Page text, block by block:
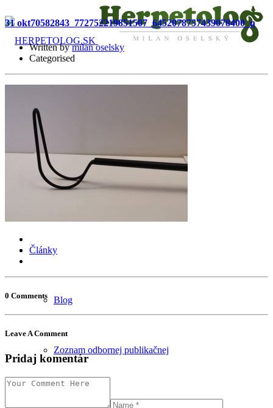
Články
Blog
Zoznam odbornej publikačnej
31 okt70582843_772752219851507_6452078757439078400_n
Written bymilan oselsky
Categorised
0 Comments
Leave A Comment
Pridaj komentár